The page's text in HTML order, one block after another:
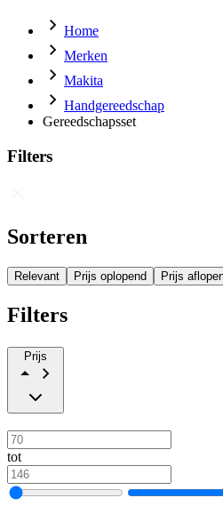
Home
Merken
Makita
Handgereedschap
Gereedschapsset
Filters
Sorteren
Relevant Prijs oplopend Prijs
Filters
Prijs
tot